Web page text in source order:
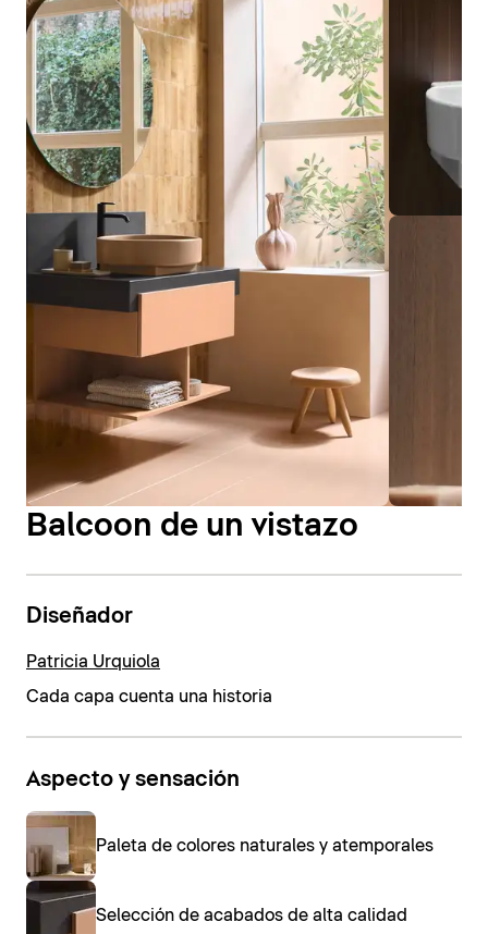
Balcoon de un vistazo
Diseñador
Patricia Urquiola
Cada capa cuenta una historia
Aspecto y sensación
Paleta de colores naturales y atemporales
Selección de acabados de alta calidad